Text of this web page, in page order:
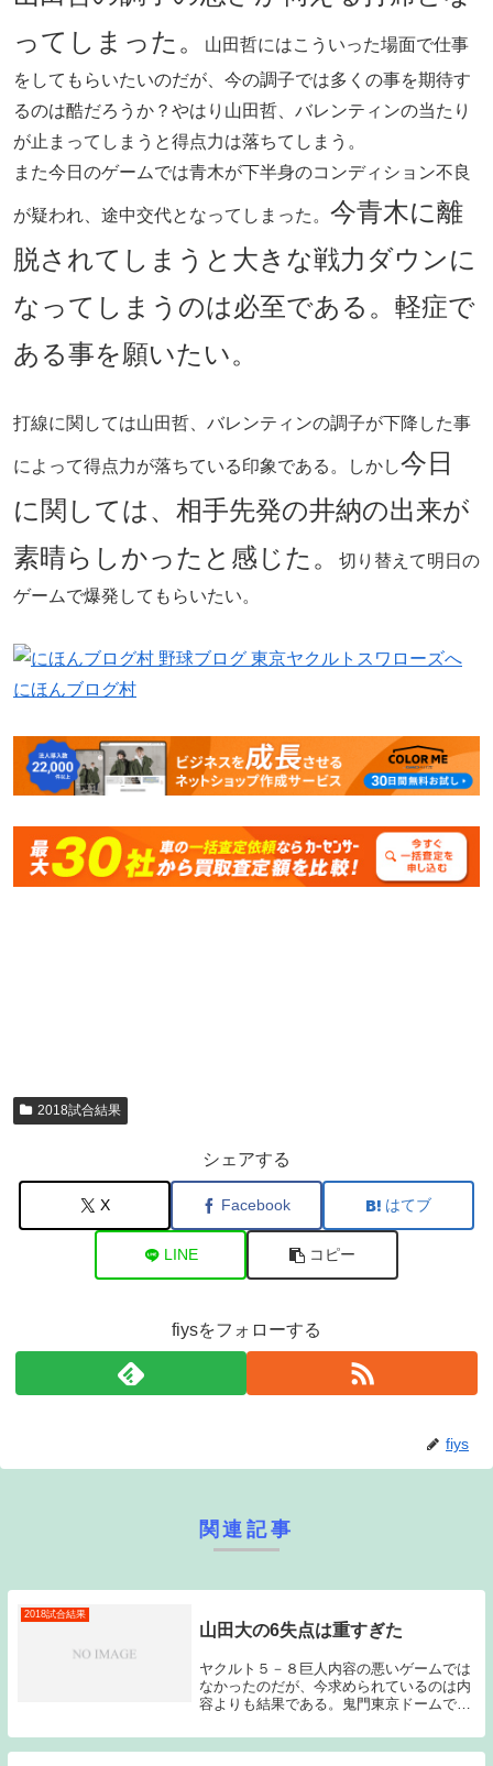
ってしまった。
山田哲にはこういった場面で仕事
をしてもらいたいのだが、今の調子では多くの事を期待す
るのは酷だろうか？やはり山田哲、バレンティンの当たり
が止まってしまうと得点力は落ちてしまう。
また今日のゲームでは青木が下半身のコンディション不良
が疑われ、途中交代となってしまった。 今青木に離
脱されてしまうと大きな戦力ダウンに
なってしまうのは必至である。軽症で
ある事を願いたい。
打線に関しては山田哲、バレンティンの調子が下降した事
によって得点力が落ちている印象である。しかし今日
に関しては、相手先発の井納の出来が
素晴らしかったと感じた。
切り替えて明日の
ゲームで爆発してもらいたい。
にほんブログ村
2018試合結果
シェアする
X Facebook はてブ
LINE コピー
fiysをフォローする
fiys
関連記事
2018試合結果
山田大の6失点は重すぎた
ヤクルト５－８巨人内容の悪いゲームでは
なかったのだが、今求められているのは内
容よりも結果である。鬼門東京ドームでの
だった事を思うと山田大が3回までに失っ
た6点があまりにも大きかった。先発の山